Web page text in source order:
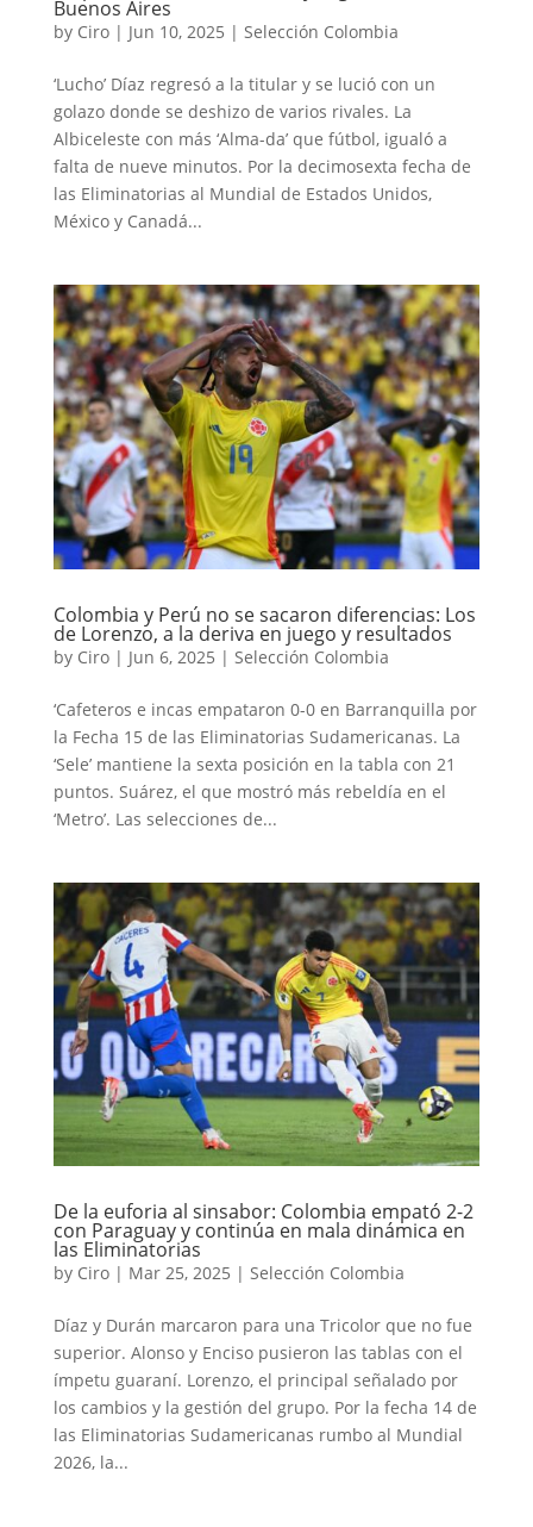
Buenos Aires
by Ciro| Jun 10, 2025 | Selección Colombia
‘Lucho’ Díaz regresó a la titular y se lució con un
golazo donde se deshizo de varios rivales. La
Albiceleste con más ‘Alma-da’ que fútbol, igualó a
falta de nueve minutos. Por la decimosexta fecha de
las Eliminatorias al Mundial de Estados Unidos,
México y Canadá...
Colombia y Perú no se sacaron diferencias: Los
de Lorenzo, a la deriva en juego y resultados
by Ciro| Jun 6, 2025 | Selección Colombia
‘Cafeteros e incas empataron 0-0 en Barranquilla por
la Fecha 15 de las Eliminatorias Sudamericanas. La
‘Sele’ mantiene la sexta posición en la tabla con 21
puntos. Suárez, el que mostró más rebeldía en el
‘Metro’. Las selecciones de...
De la euforia al sinsabor: Colombia empató 2-2
con Paraguay y continúa en mala dinámica en
las Eliminatorias
by Ciro| Mar 25, 2025 | Selección Colombia
Díaz y Durán marcaron para una Tricolor que no fue
superior. Alonso y Enciso pusieron las tablas con el
ímpetu guaraní. Lorenzo, el principal señalado por
los cambios y la gestión del grupo. Por la fecha 14 de
las Eliminatorias Sudamericanas rumbo al Mundial
2026, la...